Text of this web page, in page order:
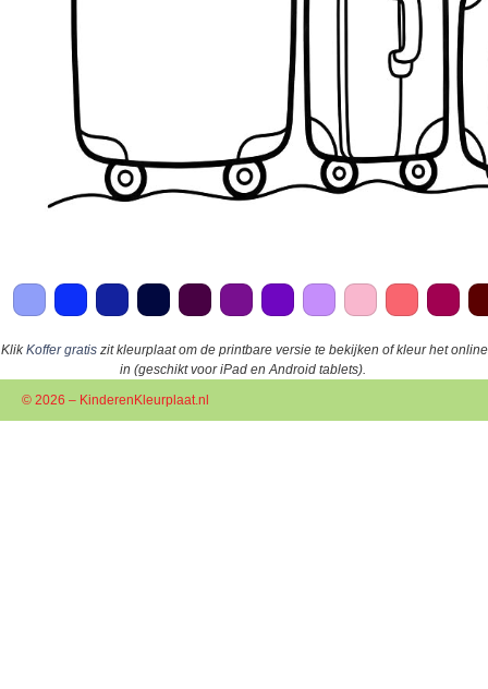
KlikKoffer gratiszit kleurplaat om de printbare versie te bekijken of kleur het online
in (geschikt voor iPad en Android tablets).
© 2026 – KinderenKleurplaat.nl